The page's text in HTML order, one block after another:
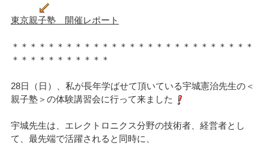
東京親子塾 開催レポート
＊＊＊＊＊＊＊＊＊＊＊＊＊＊＊＊＊＊＊＊＊＊＊＊＊＊＊
＊＊＊＊＊＊＊＊＊＊＊
28日（日）、私が長年学ばせて頂いている宇城憲治先生の＜
親子塾＞の体験講習会に行って来ました
宇城先生は、エレクトロニクス分野の技術者、経営者とし
て、最先端で活躍されると同時に、